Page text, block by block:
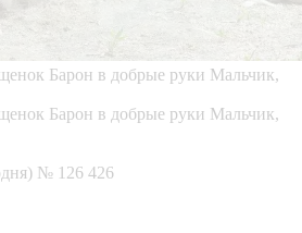
№ 126 426